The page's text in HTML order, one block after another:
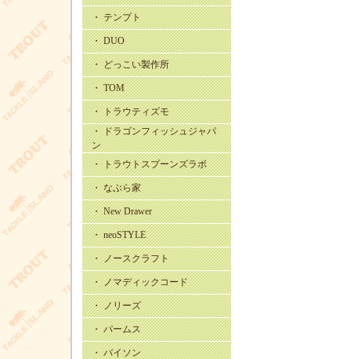
・ テンプト
・ DUO
・ どっこい製作所
・ TOM
・ トラウティズモ
・ ドラゴンフィッシュジャパ
ン
・ トラウトスプーンズラボ
・ なぶら家
・ New Drawer
・ neoSTYLE
・ ノースクラフト
・ ノマディックコード
・ ノリーズ
・ パームス
・ バイソン